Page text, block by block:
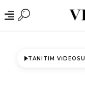
TANITIM VIDEOSU